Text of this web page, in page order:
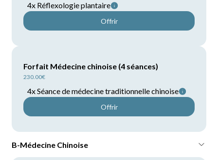
4x Réflexologie plantaire
Offrir
Forfait Médecine chinoise (4 séances)
230.00€
4xSéance de médecine traditionnelle chinoise
Offrir
B-Médecine Chinoise